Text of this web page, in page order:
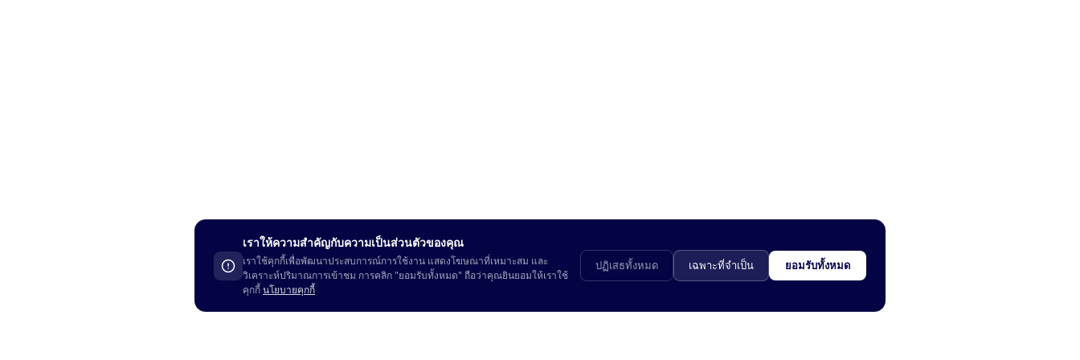
เราให้ความสำคัญกับความเป็นส่วนตัวของคุณ
เราใช้คุกกี้เพื่อพัฒนาประสบการณ์การใช้งาน แสดงโฆษณาที่เหมาะสม และ
วิเคราะห์ปริมาณการเข้าชม การคลิก "ยอมรับทั้งหมด" ถือว่าคุณยินยอมให้เราใช้
คุกกี้นโยบายคุกกี้
ปฏิเสธทั้งหมด เฉพาะที่จำเป็น ยอมรับทั้งหมด